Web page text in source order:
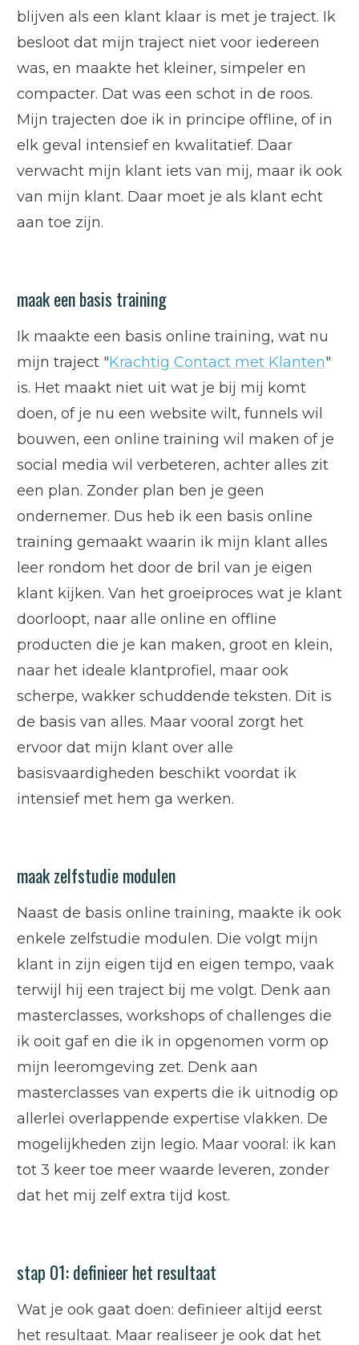
blijven als een klant klaar is met je traject. Ik
besloot dat mijn traject niet voor iedereen
was, en maakte het kleiner, simpeler en
compacter. Dat was een schot in de roos.
Mijn trajecten doe ik in principe offline, of in
elk geval intensief en kwalitatief. Daar
verwacht mijn klant iets van mij, maar ik ook
van mijn klant. Daar moet je als klant echt
aan toe zijn.
maak een basis training
Ik maakte een basis online training, wat nu
mijn traject "Krachtig Contact met Klanten"
is. Het maakt niet uit wat je bij mij komt
doen, of je nu een website wilt, funnels wil
bouwen, een online training wil maken of je
social media wil verbeteren, achter alles zit
een plan. Zonder plan ben je geen
ondernemer. Dus heb ik een basis online
training gemaakt waarin ik mijn klant alles
leer rondom het door de bril van je eigen
klant kijken. Van het groeiproces wat je klant
doorloopt, naar alle online en offline
producten die je kan maken, groot en klein,
naar het ideale klantprofiel, maar ook
scherpe, wakker schuddende teksten. Dit is
de basis van alles. Maar vooral zorgt het
ervoor dat mijn klant over alle
basisvaardigheden beschikt voordat ik
intensief met hem ga werken.
maak zelfstudie modulen
Naast de basis online training, maakte ik ook
enkele zelfstudie modulen. Die volgt mijn
klant in zijn eigen tijd en eigen tempo, vaak
terwijl hij een traject bij me volgt. Denk aan
masterclasses, workshops of challenges die
ik ooit gaf en die ik in opgenomen vorm op
mijn leeromgeving zet. Denk aan
masterclasses van experts die ik uitnodig op
allerlei overlappende expertise vlakken. De
mogelijkheden zijn legio. Maar vooral: ik kan
tot 3 keer toe meer waarde leveren, zonder
dat het mij zelf extra tijd kost.
stap 01: definieer het resultaat
Wat je ook gaat doen: definieer altijd eerst
het resultaat. Maar realiseer je ook dat het